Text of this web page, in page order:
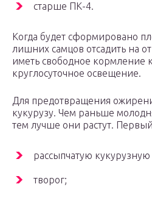
старше ПК-4.
Когда будет сформировано
лишних самцов отсадить на
иметь свободное
круглосуточное освещение.
Для предотвращения
кукурузу. Чем раньше
тем лучше они растут.
рассыпчатую
творог;